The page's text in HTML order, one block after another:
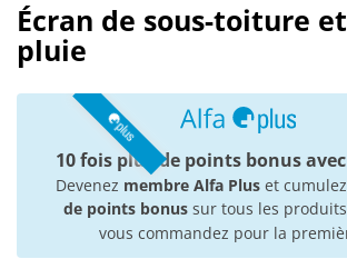
Écran de sous-toiture
pluie
10 fois plus de points bonus
Devenez membre Alfa Plus et cumulez
de points bonussur tous les
vous commandez pour la